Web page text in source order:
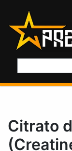
contenido
Citrato